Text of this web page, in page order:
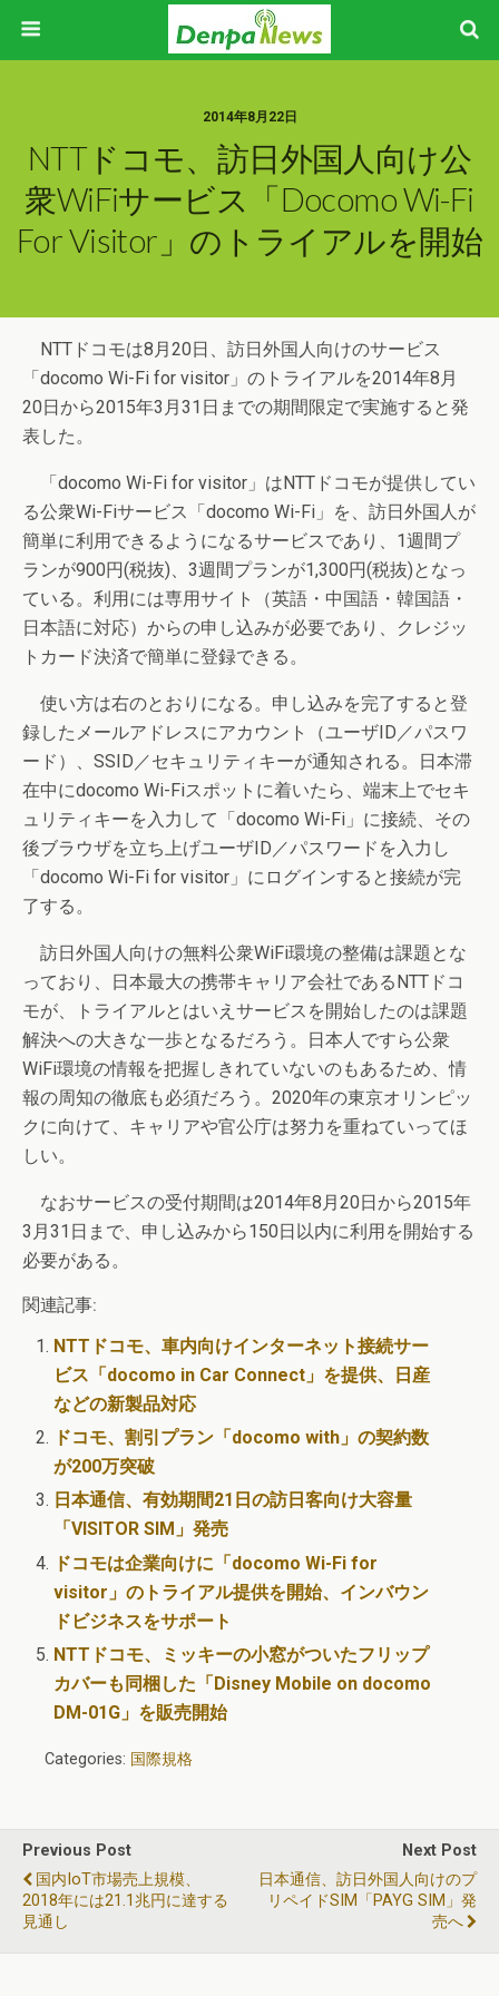
2014年8月22日
NTTドコモ、訪日外国人向け公
衆WiFiサービス「docomo Wi-Fi
For Visitor」のトライアルを開始
NTTドコモは8月20日、訪日外国人向けのサービス
「docomo Wi-Fi for visitor」のトライアルを2014年8月
20日から2015年3月31日までの期間限定で実施すると発
表した。
「docomo Wi-Fi for visitor」はNTTドコモが提供してい
る公衆Wi-Fiサービス「docomo Wi-Fi」を、訪日外国人が
簡単に利用できるようになるサービスであり、1週間プ
ランが900円(税抜)、3週間プランが1,300円(税抜)となっ
ている。利用には専用サイト（英語・中国語・韓国語・
日本語に対応）からの申し込みが必要であり、クレジッ
トカード決済で簡単に登録できる。
使い方は右のとおりになる。申し込みを完了すると登
録したメールアドレスにアカウント（ユーザID／パスワ
ード）、SSID／セキュリティキーが通知される。日本滞
在中にdocomo Wi-Fiスポットに着いたら、端末上でセキ
ュリティキーを入力して「docomo Wi-Fi」に接続、その
後ブラウザを立ち上げユーザID／パスワードを入力し
「docomo Wi-Fi for visitor」にログインすると接続が完
了する。
訪日外国人向けの無料公衆WiFi環境の整備は課題とな
っており、日本最大の携帯キャリア会社であるNTTドコ
モが、トライアルとはいえサービスを開始したのは課題
解決への大きな一歩となるだろう。日本人ですら公衆
WiFi環境の情報を把握しきれていないのもあるため、情
報の周知の徹底も必須だろう。2020年の東京オリンピッ
クに向けて、キャリアや官公庁は努力を重ねていってほ
しい。
なおサービスの受付期間は2014年8月20日から2015年
3月31日まで、申し込みから150日以内に利用を開始する
必要がある。
関連記事:
NTTドコモ、車内向けインターネット接続サー
ビス「docomo in Car Connect」を提供、日産
などの新製品対応
ドコモ、割引プラン「docomo with」の契約数
が200万突破
日本通信、有効期間21日の訪日客向け大容量
「VISITOR SIM」発売
ドコモは企業向けに「docomo Wi-Fi for
visitor」のトライアル提供を開始、インバウン
ドビジネスをサポート
NTTドコモ、ミッキーの小窓がついたフリップ
カバーも同梱した「Disney Mobile on docomo
DM-01G」を販売開始
Categories: 国際規格
Previous Post
国内IoT市場売上規模、
2018年には21.1兆円に達する
見通し
Next Post
日本通信、訪日外国人向けのプ
リペイドSIM「PAYG SIM」発
売へ